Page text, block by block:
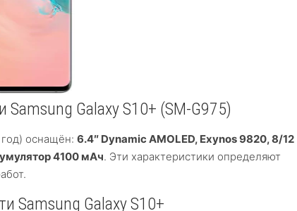
Samsung Galaxy S10+ (SM-G975)
год) оснащён: 6.4″ Dynamic AMOLED, Exynos 9820, 8/12
4100 мАч. Эти характеристики определяют
Samsung Galaxy S10+